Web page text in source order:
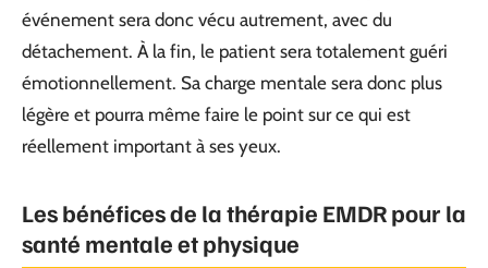
événement sera donc vécu autrement, avec du
détachement. À la fin, le patient sera totalement guéri
émotionnellement. Sa charge mentale sera donc plus
légère et pourra même faire le point sur ce qui est
réellement important à ses yeux.
Les bénéfices de la thérapie EMDR pour la
santé mentale et physique